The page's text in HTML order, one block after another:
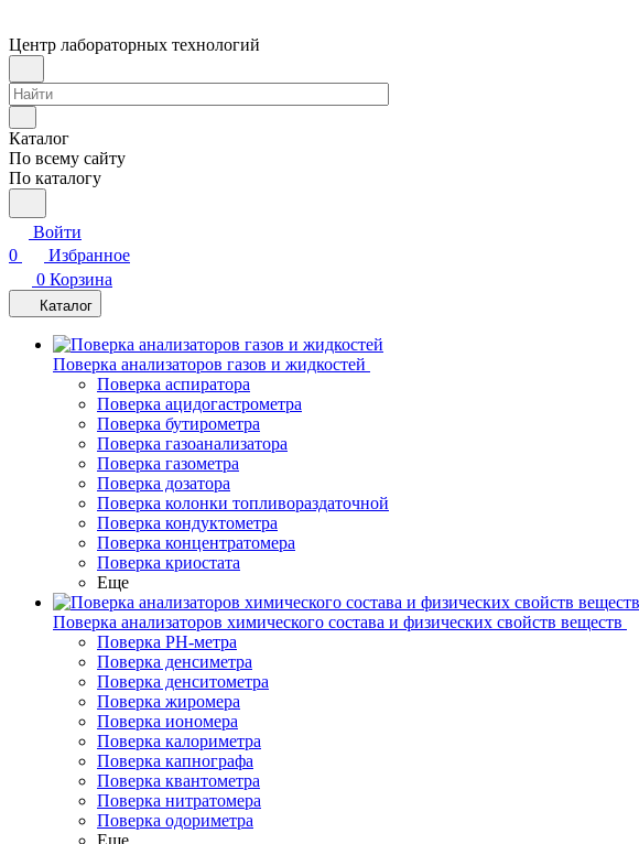
Центр лабораторных технологий
Каталог
По всему сайту
По каталогу
Войти
0
Избранное
0 Корзина
Каталог
Поверка анализаторов газов и жидкостей
Поверка аспиратора
Поверка ацидогастрометра
Поверка бутирометра
Поверка газоанализатора
Поверка газометра
Поверка дозатора
Поверка колонки топливораздаточной
Поверка кондуктометра
Поверка концентратомера
Поверка криостата
Еще
Поверка анализаторов химического состава и физических свойств веществ
Поверка PH-метра
Поверка денсиметра
Поверка денситометра
Поверка жиромера
Поверка иономера
Поверка калориметра
Поверка капнографа
Поверка квантометра
Поверка нитратомера
Поверка одориметра
Еще